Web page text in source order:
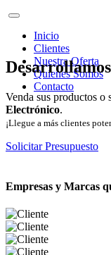
Inicio
Clientes
Nuestra Oferta
Quienes Somos
Contacto
Venda sus productos o
Electrónico.
¡Llegue a más clientes
Solicitar Presupuesto
Empresas y Marcas